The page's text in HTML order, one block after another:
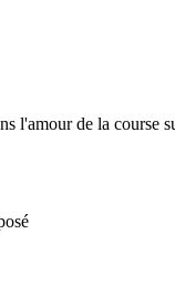
l'amour de la course